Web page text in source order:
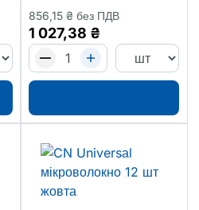
1 027,38 ₴
856,15 ₴ без ПДВ